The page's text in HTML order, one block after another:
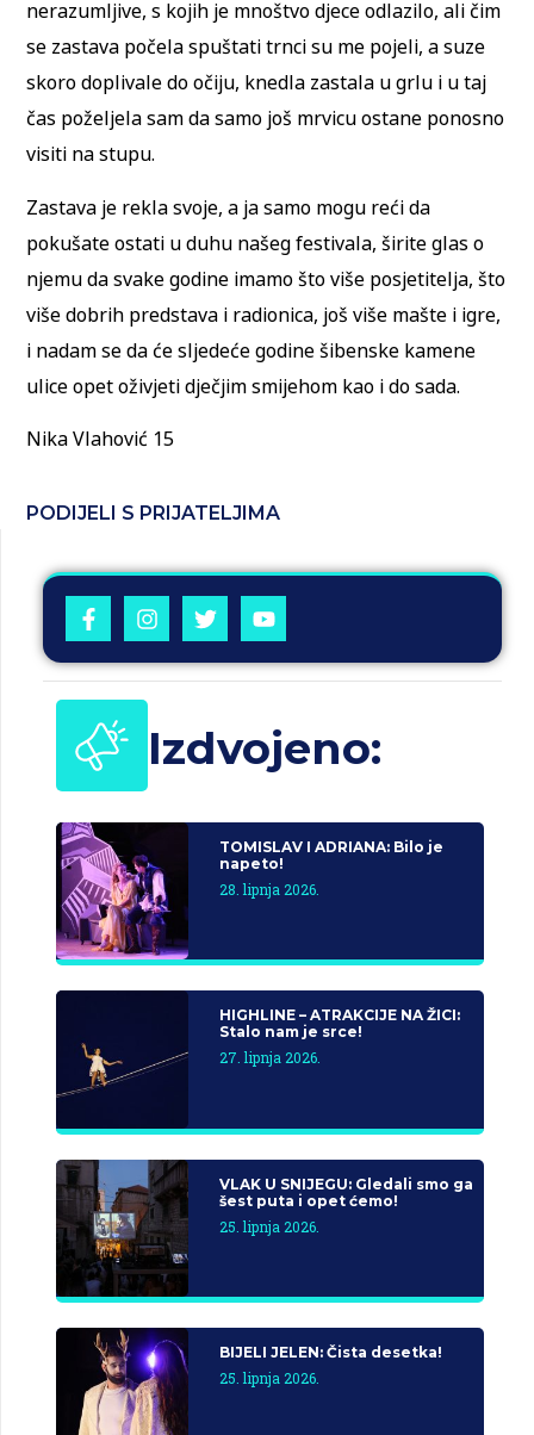
nerazumljive, s kojih je mnoštvo djece odlazilo, ali čim
se zastava počela spuštati trnci su me pojeli, a suze
skoro doplivale do očiju, knedla zastala u grlu i u taj
čas poželjela sam da samo još mrvicu ostane ponosno
visiti na stupu.
Zastava je rekla svoje, a ja samo mogu reći da
pokušate ostati u duhu našeg festivala, širite glas o
njemu da svake godine imamo što više posjetitelja, što
više dobrih predstava i radionica, još više mašte i igre,
i nadam se da će sljedeće godine šibenske kamene
ulice opet oživjeti dječjim smijehom kao i do sada.
Nika Vlahović 15
PODIJELI S PRIJATELJIMA
Izdvojeno:
TOMISLAV I ADRIANA: Bilo je
napeto!
28. lipnja 2026.
HIGHLINE – ATRAKCIJE NA ŽICI:
Stalo nam je srce!
27. lipnja 2026.
VLAK U SNIJEGU: Gledali smo ga
šest puta i opet ćemo!
25. lipnja 2026.
BIJELI JELEN: Čista desetka!
25. lipnja 2026.